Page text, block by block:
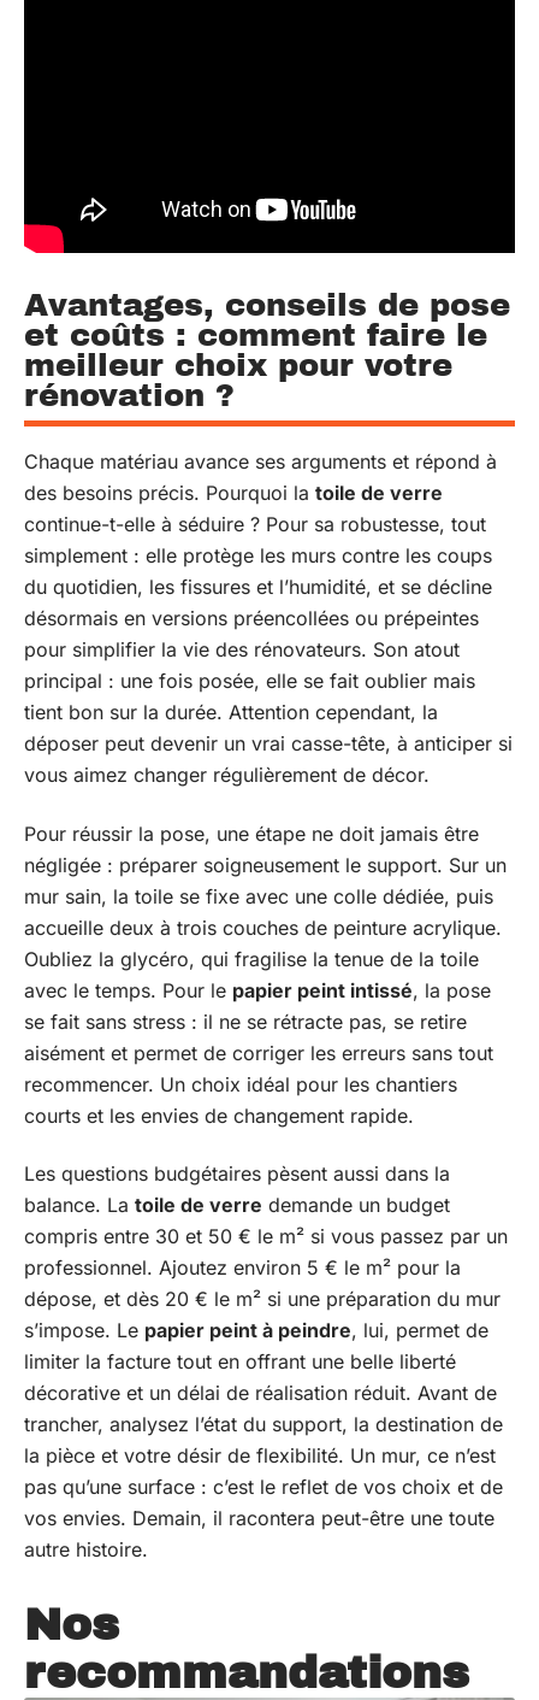
Avantages, conseils de pose
et coûts : comment faire le
meilleur choix pour votre
rénovation ?
Chaque matériau avance ses arguments et répond à
des besoins précis. Pourquoi la toile de verre
continue-t-elle à séduire ? Pour sa robustesse, tout
simplement : elle protège les murs contre les coups
du quotidien, les fissures et l’humidité, et se décline
désormais en versions préencollées ou prépeintes
pour simplifier la vie des rénovateurs. Son atout
principal : une fois posée, elle se fait oublier mais
tient bon sur la durée. Attention cependant, la
déposer peut devenir un vrai casse-tête, à anticiper si
vous aimez changer régulièrement de décor.
Pour réussir la pose, une étape ne doit jamais être
négligée : préparer soigneusement le support. Sur un
mur sain, la toile se fixe avec une colle dédiée, puis
accueille deux à trois couches de peinture acrylique.
Oubliez la glycéro, qui fragilise la tenue de la toile
avec le temps. Pour le papier peint intissé, la pose
se fait sans stress : il ne se rétracte pas, se retire
aisément et permet de corriger les erreurs sans tout
recommencer. Un choix idéal pour les chantiers
courts et les envies de changement rapide.
Les questions budgétaires pèsent aussi dans la
balance. La toile de verre demande un budget
compris entre 30 et 50 € le m² si vous passez par un
professionnel. Ajoutez environ 5 € le m² pour la
dépose, et dès 20 € le m² si une préparation du mur
s’impose. Le papier peint à peindre, lui, permet de
limiter la facture tout en offrant une belle liberté
décorative et un délai de réalisation réduit. Avant de
trancher, analysez l’état du support, la destination de
la pièce et votre désir de flexibilité. Un mur, ce n’est
pas qu’une surface : c’est le reflet de vos choix et de
vos envies. Demain, il racontera peut-être une toute
autre histoire.
Nos
recommandations